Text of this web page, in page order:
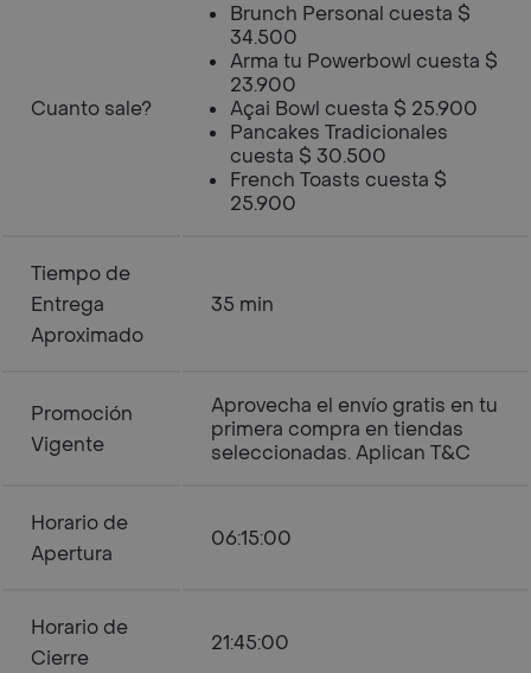
Cuanto sale?
Brunch Personal cuesta $
34.500
Arma tu Powerbowl cuesta $
23.900
Açai Bowl cuesta $ 25.900
Pancakes Tradicionales
cuesta $ 30.500
French Toasts cuesta $
25.900
Tiempo de
Entrega
Aproximado
35 min
Promoción
Vigente
Aprovecha el envío gratis en tu
primera compra en tiendas
seleccionadas. Aplican T&C
Horario de
Apertura
06:15:00
Horario de
Cierre
21:45:00